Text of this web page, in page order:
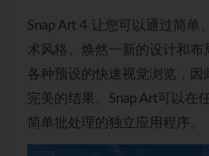
Snap Art 4 让您可以通过简单
术风格。焕然一新的设计和
各种预设的快速视觉浏览，因
完美的结果。Snap Art可以在
简单批处理的独立应用程序。